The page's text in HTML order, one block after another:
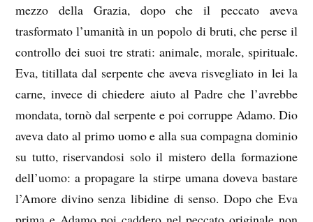
mezzo della Grazia, dopo che il peccato aveva
trasformato l’umanità in un popolo di bruti, che perse il
controllo dei suoi tre strati: animale, morale, spirituale.
Eva, titillata dal serpente che aveva risvegliato in lei la
carne, invece di chiedere aiuto al Padre che l’avrebbe
mondata, tornò dal serpente e poi corruppe Adamo. Dio
aveva dato al primo uomo e alla sua compagna dominio
su tutto, riservandosi solo il mistero della formazione
dell’uomo: a propagare la stirpe umana doveva bastare
l’Amore divino senza libidine di senso. Dopo che Eva